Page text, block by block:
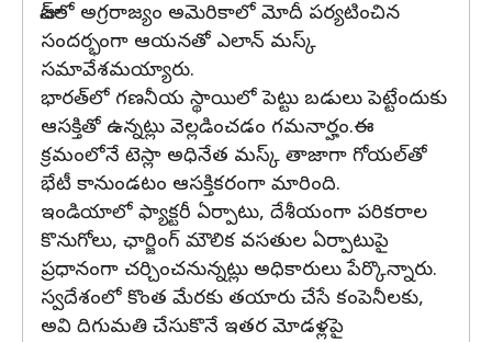
జూన్‌లో అగ్రరాజ్యం అమెరికాలో మోదీ పర్యటించిన
సందర్భంగా ఆయనతో ఎలాన్‌ మస్క్‌
సమావేశమయ్యారు.
భారత్‌లో గణనీయ స్థాయిలో పెట్టు బడులు పెట్టేందుకు
ఆసక్తితో ఉన్నట్లు వెల్లడించడం గమనార్హం.ఈ
క్రమంలోనే టెస్లా అధినేత మస్క్‌ తాజాగా గోయల్‌తో
భేటీ కానుండటం ఆసక్తికరంగా మారింది.
ఇండియాలో ఫ్యాక్టరీ ఏర్పాటు, దేశీయంగా పరికరాల
కొనుగోలు, ఛార్జింగ్‌ మౌలిక వసతుల ఏర్పాటుపై
ప్రధానంగా చర్చించనున్నట్లు అధికారులు పేర్కొన్నారు.
స్వదేశంలో కొంత మేరకు తయారు చేసే కంపెనీలకు,
అవి దిగుమతి చేసుకొనే ఇతర మోడళ్లపై